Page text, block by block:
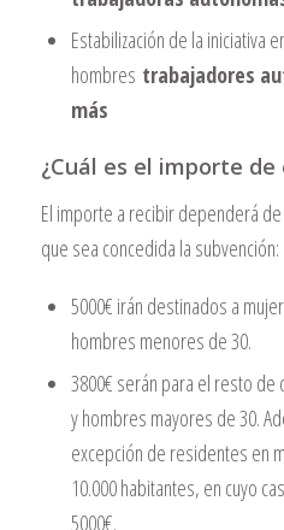
Estabilización de la iniciativa
hombres trabajadores
más
¿Cuál es el importe de
El importe a recibir dependerá
que sea concedida la subvención:
5000€ irán destinados a
hombres menores de 30.
3800€ serán para el resto
y hombres mayores de 30.
excepción de residentes en
10.000 habitantes, en cuyo
5000€.